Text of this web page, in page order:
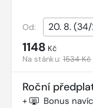
Od:
1148 Kč
Na stánku:1534 Kč
Roční
+ Bonus